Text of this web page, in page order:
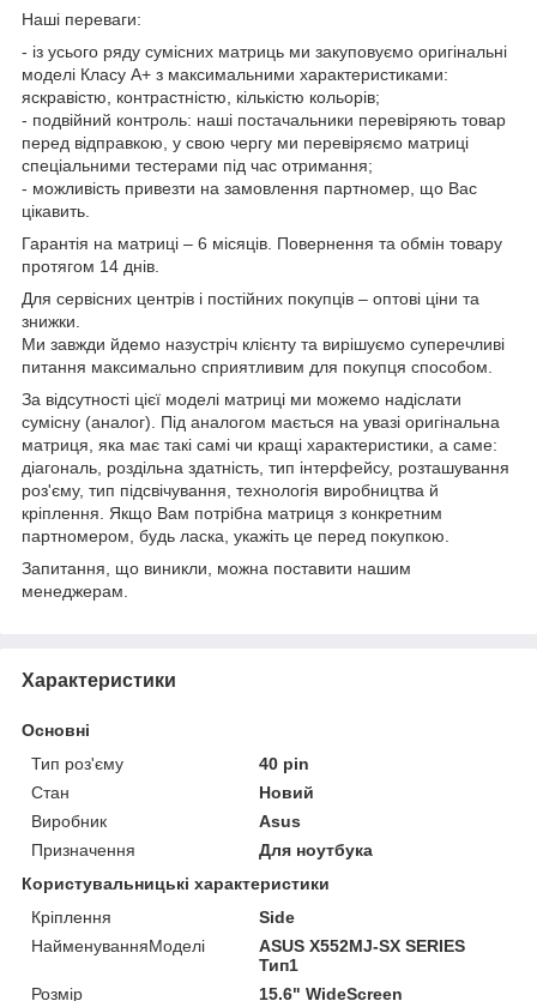
Наші переваги:
- із усього ряду сумісних матриць ми закуповуємо оригінальні
моделі Класу А+ з максимальними характеристиками:
яскравістю, контрастністю, кількістю кольорів;
- подвійний контроль: наші постачальники перевіряють товар
перед відправкою, у свою чергу ми перевіряємо матриці
спеціальними тестерами під час отримання;
- можливість привезти на замовлення партномер, що Вас
цікавить.
Гарантія на матриці – 6 місяців. Повернення та обмін товару
протягом 14 днів.
Для сервісних центрів і постійних покупців – оптові ціни та
знижки.
Ми завжди йдемо назустріч клієнту та вирішуємо суперечливі
питання максимально сприятливим для покупця способом.
За відсутності цієї моделі матриці ми можемо надіслати
сумісну (аналог). Під аналогом мається на увазі оригінальна
матриця, яка має такі самі чи кращі характеристики, а саме:
діагональ, роздільна здатність, тип інтерфейсу, розташування
роз'єму, тип підсвічування, технологія виробництва й
кріплення. Якщо Вам потрібна матриця з конкретним
партномером, будь ласка, укажіть це перед покупкою.
Запитання, що виникли, можна поставити нашим
менеджерам.
Характеристики
Основні
Тип роз'єму
40 pin
Стан
Новий
Виробник
Asus
Призначення
Для ноутбука
Користувальницькі характеристики
Кріплення
Side
НайменуванняМоделі
ASUS X552MJ-SX SERIES
Тип1
Розмір
15.6" WideScreen